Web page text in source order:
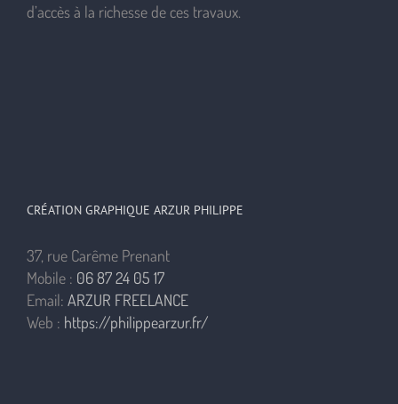
d’accès à la richesse de ces travaux.
CRÉATION GRAPHIQUE ARZUR PHILIPPE
37, rue Carême Prenant
Mobile : 06 87 24 05 17
Email: ARZUR FREELANCE
Web : https://philippearzur.fr/